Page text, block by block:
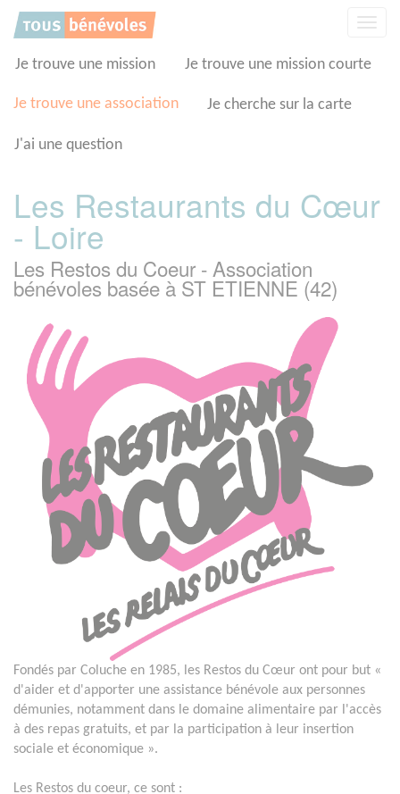
Je trouve une mission Je trouve une mission courte
Je trouve une association Je cherche sur la carte
J'ai une question
Les Restaurants du Cœur
- Loire
Les Restos du Coeur - Association
bénévoles basée à ST ETIENNE (42)
Fondés par Coluche en 1985, les Restos du Cœur ont pour but «
d'aider et d'apporter une assistance bénévole aux personnes
démunies, notamment dans le domaine alimentaire par l'accès
à des repas gratuits, et par la participation à leur insertion
sociale et économique ».
Les Restos du coeur, ce sont :
Panneau de gestion des cookies